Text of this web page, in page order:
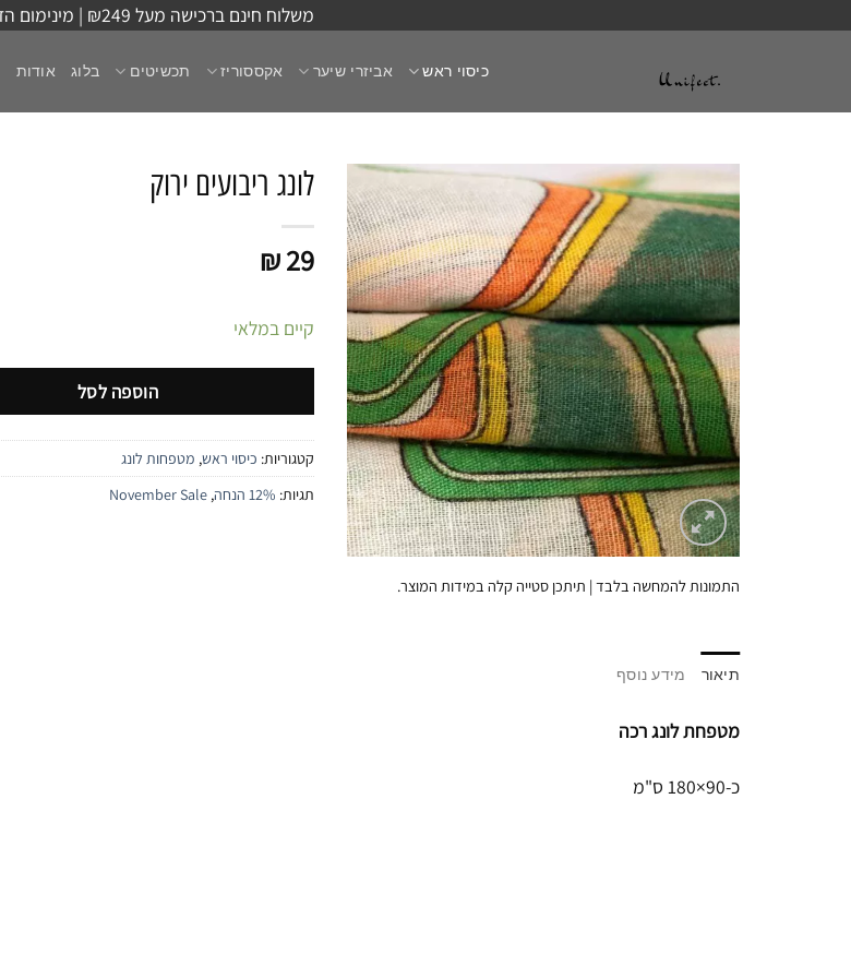
משלוח חינם ברכישה מעל ₪249 | מינימום הזמנה ₪100
כיסוי ראש אביזרי שיער אקססוריז תכשיטים בלוג אודות
התמונות להמחשה בלבד | תיתכן סטייה קלה במידות המוצר.
לונג ריבועים ירוק
₪29
קיים במלאי
הוספה לסל
קטגוריות: כיסוי ראש, מטפחות לונג
תגיות: 12% הנחה ,
November Sale
תיאור מידע נוסף
מטפחת לונג רכה
כ-90×180 ס"מ